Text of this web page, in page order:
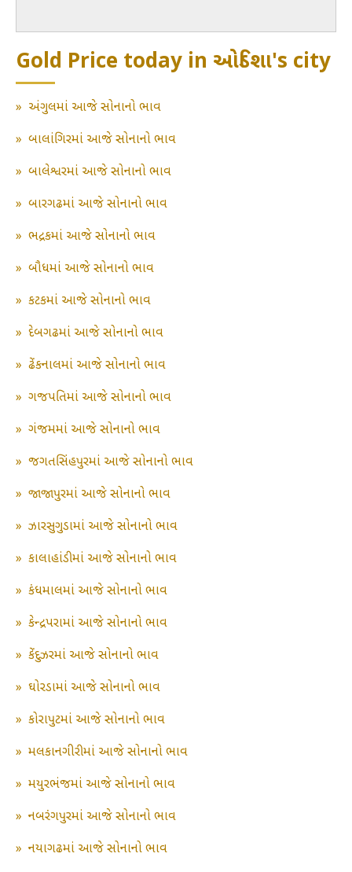
Gold Price today in ઓડિશા's city
» અંગુલમાં આજે સોનાનો ભાવ
» બાલાંગિરમાં આજે સોનાનો ભાવ
» બાલેશ્વરમાં આજે સોનાનો ભાવ
» બારગઢમાં આજે સોનાનો ભાવ
» ભદ્રકમાં આજે સોનાનો ભાવ
» બૌધમાં આજે સોનાનો ભાવ
» કટકમાં આજે સોનાનો ભાવ
» દેબગઢમાં આજે સોનાનો ભાવ
» ઢેંકનાલમાં આજે સોનાનો ભાવ
» ગજપતિમાં આજે સોનાનો ભાવ
» ગંજમમાં આજે સોનાનો ભાવ
» જગતસિંહપુરમાં આજે સોનાનો ભાવ
» જાજાપુરમાં આજે સોનાનો ભાવ
» ઝારસુગુડામાં આજે સોનાનો ભાવ
» કાલાહાંડીમાં આજે સોનાનો ભાવ
» કંધમાલમાં આજે સોનાનો ભાવ
» કેન્દ્રપરામાં આજે સોનાનો ભાવ
» કેંદુઝરમાં આજે સોનાનો ભાવ
» ઘોરડામાં આજે સોનાનો ભાવ
» કોરાપુટમાં આજે સોનાનો ભાવ
» મલકાનગીરીમાં આજે સોનાનો ભાવ
» મયુરભંજમાં આજે સોનાનો ભાવ
» નબરંગપુરમાં આજે સોનાનો ભાવ
» નયાગઢમાં આજે સોનાનો ભાવ